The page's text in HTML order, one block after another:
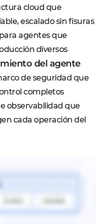
cloud que
escalado sin fisuras
agentes que
diversos
del agente
de seguridad que
completos
observabilidad que
cada operación del